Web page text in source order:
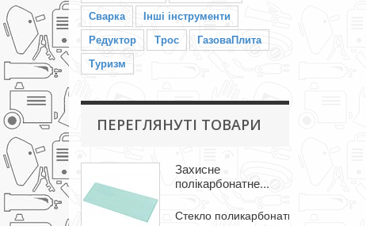
Сварка
Інші інструменти
Редуктор
Трос
ГазоваПлита
Туризм
ПЕРЕГЛЯНУТІ ТОВАРИ
Захисне
полікарбонатне...
Стекло поликарбонатное 50/102 мм...